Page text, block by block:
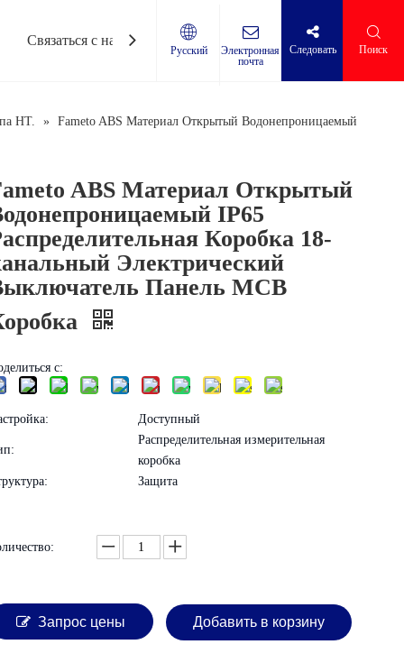
Связаться с нами
Pусский
Электронная
почта
Следовать​​​​​​​ Поиск
HT. » Fameto ABS Материал Открытый Водонепроницаемый
ABS Материал Открытый
IP65
Коробка 18-
Электрический
Панель MCB
с:
Доступный
Распределительная измерительная
коробка
Защита
Запрос цены Добавить в корзину